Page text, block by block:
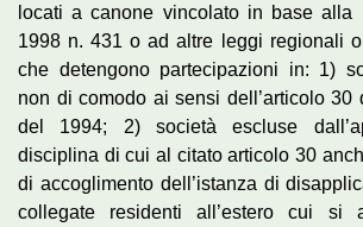
locati a canone vincolato in base alla
1998 n. 431 o ad altre leggi regionali
che detengono partecipazioni in: 1)
non di comodo ai sensi dell’articolo 30
del 1994; 2) società escluse
disciplina di cui al citato articolo 30
di accoglimento dell’istanza di
collegate residenti all’estero cui si